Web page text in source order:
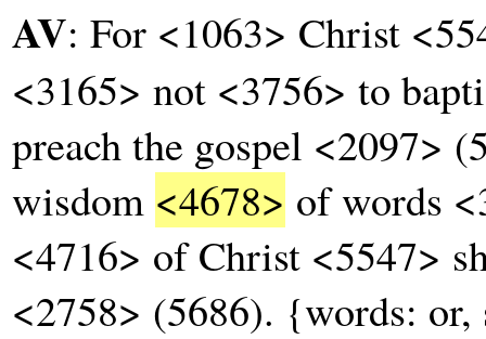
AV: For <1063> Christ
<3165> not <3756> to
preach the gospel <2097>
wisdom <4678> of words
<4716> of Christ <5547>
<2758> (5686). {words: or,